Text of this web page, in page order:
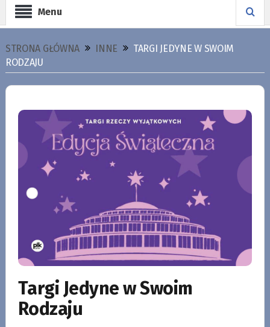
Menu
STRONA GŁÓWNA INNE
TARGI JEDYNE W SWOIM
RODZAJU
Targi Jedyne w Swoim
Rodzaju